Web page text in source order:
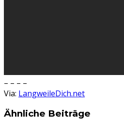
– – – –
Via: LangweileDich.net
Ähnliche Beiträge